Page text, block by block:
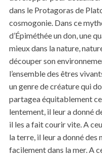
dans le Protagoras de
cosmogonie. Dans ce
d’Épiméthée un don, une
mieux dans la nature,
découper son
l’ensemble des êtres
un genre de créature qui
partagea équitablement
lentement, il leur a donné
il les a fait courir vite. A
la terre, il leur a donné
facilement dans la mer. A